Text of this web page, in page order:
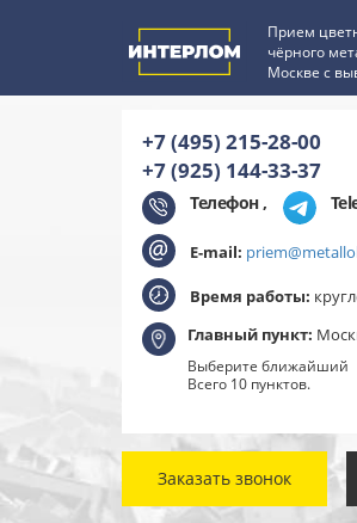
Прием
чёрного
Москве с
+7 (495) 215-28-00
+7 (925) 144-33-37
Телефон ,
E-mail:
Время работы:
Главный пункт:
Выберите ближайший
Всего 10 пунктов.
Заказать звонок